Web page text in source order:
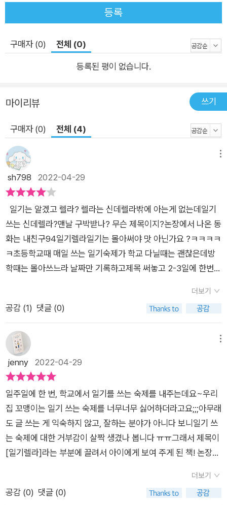
라나는 아이들은 얼마나 더 외모의 변화나 친구의 말투 같은 사소
한 일에 쉽게 영향받고 마음이 요동치겠는가. 그때마다 어른들은
당당하게 자존감을 높이라고 말하지만, 그리 말처럼 쉬운 건 아니
다. 아무리 주위에서 강조해도, 주변의 사랑 속에 건강하게 자신
을 스스로 존중할 수 있어야 가능한 거니까. 아이들이 먼저 말을
꾼 자신감, 학교에도 가기 싫고 애들한테 말 걸기도 힘들게 만드
‘토끼 일기장’으로 바닥까지 추락을 맛보고 난 뒤, 더 이상 어떤
일기장도 필요 없어진 그때 비로소 민지의 마음에 변화가 일어난
다. 자신의 마음을 솔직히 들여다볼 용기, 그건 민지의 각성, 진짜
내면의 성장이었다. 남다른 발상으로 창의적인 소재를 글로 녹여
낸다는 평가를 듣는 송방순 작가는 이번 책에서도 일상을 솔직하
게 써 내려가는 ‘일기’와 어떤 마법적인 상황으로 소원이 이루어
지는 ‘신데렐라’가 주는 연상을 활용해 《일기렐라》라는 호기심
가득한 이야기를 탄생시켰다. 마법의 시간, 소원이 이루어지는 일
기장, 반대로 읽히는 일기장 같은 내용이 흡입력 있게 우리 아이
들이 ‘지금 여기’에서 부딪치는 고민거리를 현명하게 풀어낸다.
콤플렉스를 나타내는지도 모른다. 자신의 주체적인 변화보다는
일시에 자신을 변모시켜 줄 그 어떤 대상을 기다리는 마음. 아름
이가 친구에게 가진 불만은 곧 자기 자신에 대한 불만이었다. 타
인이 아닌 자신의 문제임을 깨닫는 순간 아름이는 달라진다. 스스
로가 만든 왜곡을 벗어나 자기 마음을 똑바로 바라보고 그 마음과
연결된 다른 사람의 마음도 들여다보게 된다. 소원을 이루어 준
‘마법의 시간’을 가져다준 건 일기장이 아니라, 바로 지금까지 긴
시간을 함께하며 서로를 생각해 준 친구와의 소중한 시간이었다!
아름이는 이제 누군가를 미워하는 못난 마음이나 수동적인 자기
비하를 멀리 떠나보낼 수 있을 것이다. 그리고 진정으로 내 마음
의 주인이 되어 내 옆의 친구와 따뜻한 정을 나눌 수 있을 것이다.
작가는 어쩌면 찌질하기까지 한 우리네 속마음을 있는 그대로 보
으로 ‘나의 이야기’로 느끼며 생각하게 될 것이다. 자존감이 얼마
등록
구매자 (0) 전체 (0)
등록된 평이 없습니다.
마이리뷰 쓰기
구매자 (0) 전체 (4)
sh798 2022-04-29
​ ​ ​일기는 알겠고 렐라? 렐라는 신데렐라밖에 아는게 없는데일기
쓰는 신데렐라?맨날 구박받나? 무슨 제목이지?​​논장에서 나온 동
화는 내친구94일기렐라​​일기는 몰아써야 맛 아닌가요 ?ㅋㅋㅋㅋ
ㅋ초등학교때 매일 쓰는 일기숙제가 학교 다닐때는 괜찮은데방
학때는 몰아쓰느라 날짜만 기록하고제목 써놓고 2-3일에 한번씩
고그것도 지나고 나니 추억이되네요​아이반은 1주일에 한번 일기
를 써요.일기가 글짓기실력을 향상시킨다고 해서두번이라도 쓰
면 좋겠구만.일기 쓰는게 싫지는 않지만 귀찮아서 한번 맘잡아야
써지는 거라네요 ㅎㅎㅎ​그런 일기에 대한 동화라서 읽어보고조
금 더 써보게 할겸 서평신청했는데​왠걸 재밌어서 제가 먼저 읽었
네요.아름이의 꾸며낸 일기가 너무 웃기더라구요.그런데 신기한
황에 놓이는거죠.​엄마가 사과파이를 해줬다 라고 쓰니사과파이
를 해주시기도 하고수학시험 백점맞았다고 썼더니 다음날 진짜
로 100점!​​우와. 이런일기장 정말 저도 하나 주시면 안되나요?남
편이 자상하게 집안일도 많이도와주고아들이 스스로 공부하기같
은 지극히 개인적인것 안에서 써도 안줄라나요?​요즘엔 문방구도
없어져가지고일기장사러 다이소 가거나 쇼핑몰에서 구매하는데
신데렐라 이상한나라의 앨리스 그림 일기장은 어디서 찾는담!! ㅎ
더보기
공감 (1) 댓글 (0)
jenny 2022-04-29
​일주일에 한 번, 학교에서 일기를 쓰는 숙제를 내주는데요~우리
집 꼬맹이는 일기 쓰는 숙제를 너무너무 싫어하더라고요;;;​아무래
도 글 쓰는 게 익숙하지 않고, 잘하는 분야가 아니다 보니일기 쓰
는 숙제에 대한 거부감이 살짝 생겼나 봅니다 ㅠㅠ​그래서 제목이
[일기렐라]라는 부분에 끌려서 아이에게 보여 주게 된 책! 논장
지는 소원 일기에 관한 내용이 담겨있어요.아이들이 재미있어할
만한 소재의 스토리!​주인공으로 나오는 아름이네 반은 매달 일기
더보기
공감 (0) 댓글 (0)